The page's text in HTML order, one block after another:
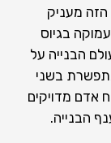
הזה מעניק
בגיוס
הבנייה על
בשני
אדם מדויקים
הבנייה.